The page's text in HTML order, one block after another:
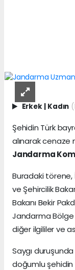
Erkek | Kadın
Şehidin Türk
alınarak cenaze
Jandarma
Buradaki törene,
ve Şehircilik
Bakanı Bekir
Jandarma Bölge
diğer ilgililer ve
Saygı duruşunda
doğumlu şehidin